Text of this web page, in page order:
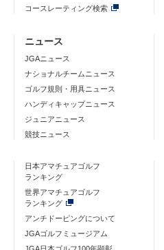
コースレーティング検索
ニュース
JGAニュース
ナショナルチームニュース
ゴルフ規則・用具ニュース
ハンディキャップニュース
ジュニアニュース
競技ニュース
日本アマチュアゴルフ
ランキング
世界アマチュアゴルフ
ランキング
アンチドーピングについて
JGAゴルフミュージアム